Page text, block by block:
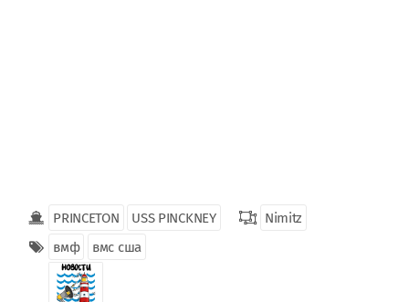
PRINCETON USS PINCKNEY
Nimitz
вмф
вмс сша